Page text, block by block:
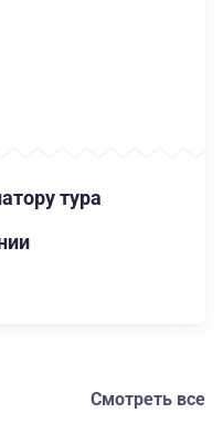
тура
Смотреть все